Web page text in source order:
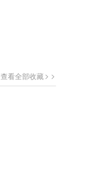
查看全部收藏